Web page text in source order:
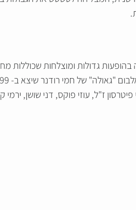
סיגלסקי. הלהקה חוגגת בימים אלה 30 שנות במה, וידועה בהופעות גדולות ומוצלחות
ז"ל, עוזי פוקס, דני שושן, ירמי